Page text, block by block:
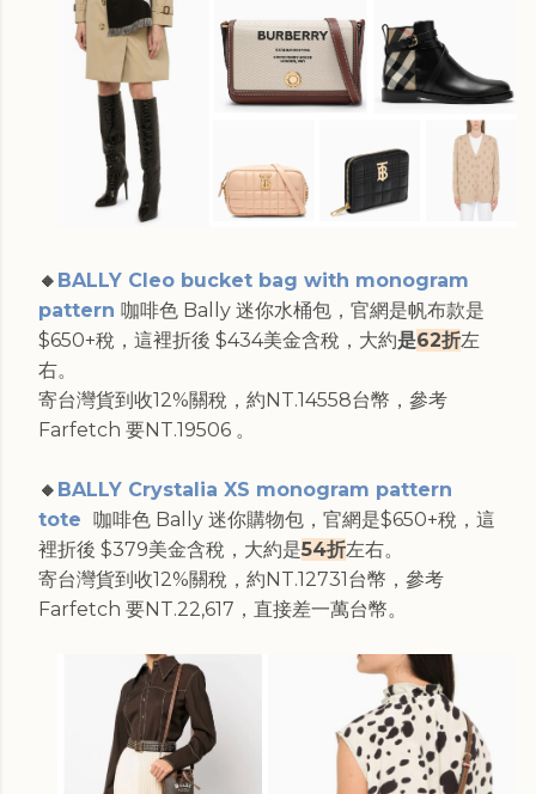
🔸 BALLY Cleo bucket bag with monogram
pattern 咖啡色 Bally 迷你水桶包，官網是帆布款是
$650+稅，這裡折後 $434美金含稅，大約是62折左
右。
寄台灣貨到收12%關稅，約NT.14558台幣，參考
Farfetch 要NT.19506 。
🔸 BALLY Crystalia XS monogram pattern
tote 咖啡色 Bally 迷你購物包，官網是$650+稅，這
裡折後 $379美金含稅，大約是54折左右。
寄台灣貨到收12%關稅，約NT.12731台幣，參考
Farfetch 要NT.22,617，直接差一萬台幣。